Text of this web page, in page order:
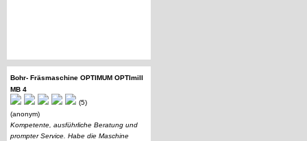
Bohr- Fräsmaschine OPTIMUM OPTImill
MB 4
(5)
(anonym)
Kompetente, ausführliche Beratung und
prompter Service. Habe die Maschine